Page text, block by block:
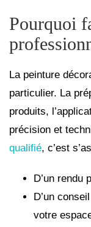
Pourquoi
La peinture
particulier. La
produits,
précision et
qualifié, c’est
D’un rendu
D’un
votre